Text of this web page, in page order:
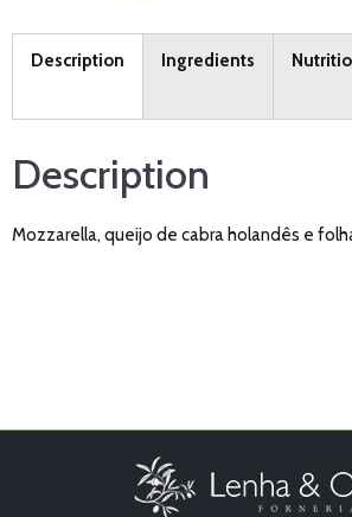
Description Ingredients
Description
Mozzarella, queijo de cabra holandês e